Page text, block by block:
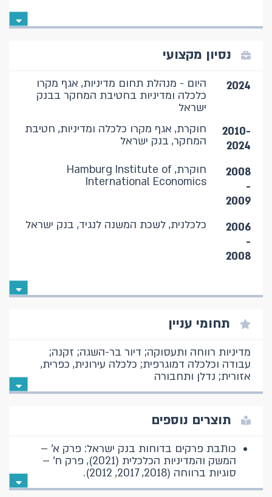
נסיון מקצועי
2024
היום - מנהלת תחום מדיניות, אגף מקרו
כלכלה ומדיניות בחטיבת המחקר בבנק
ישראל
2010-
2024
חוקרת, אגף מקרו כלכלה ומדיניות, חטיבת
המחקר, בנק ישראל
2008
-
2009
חוקרת, Hamburg Institute of
International Economics
2006
-
2008
כלכלנית, לשכת המשנה לנגיד, בנק ישראל
תחומי עניין
מדיניות רווחה ותעסוקה; דיור בר-השגה; זִקנה;
עבודה וכלכלה דמוגרפית; כלכלה עירונית, כפרית,
אזורית; נדלן ותחבורה
תוצרים נוספים
כותבת פרקים בדוחות בנק ישראל: פרק א' –
המשק והמדיניות הכלכלית (2021), פרק ח' –
סוגיות ברווחה (2018, 2017, 2012).